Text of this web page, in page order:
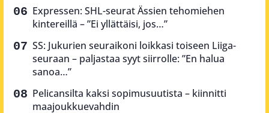
Expressen: SHL-seurat Ässien tehomiehen
kintereillä – ”Ei yllättäisi, jos…”
SS: Jukurien seuraikoni loikkasi toiseen Liiga-
seuraan – paljastaa syyt siirrolle: ”En halua
sanoa…”
Pelicansilta kaksi sopimusuutista – kiinnitti
maajoukkuevahdin